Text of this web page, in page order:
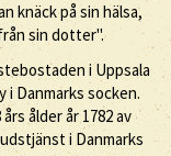
knäck på sin hälsa,
sin dotter".
i Uppsala
Danmarks socken.
ålder år 1782 av
i Danmarks